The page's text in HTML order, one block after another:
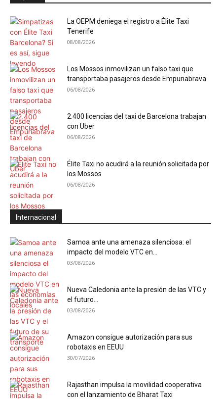
La OEPM deniega el registro a Élite Taxi
Tenerife
08/08/2026
Los Mossos inmovilizan un falso taxi que
transportaba pasajeros desde Empuriabrava
06/08/2026
2.400 licencias del taxi de Barcelona trabajan
con Uber
06/08/2026
Élite Taxi no acudirá a la reunión solicitada por
los Mossos
06/08/2026
Internacional
Samoa ante una amenaza silenciosa: el
impacto del modelo VTC en...
03/08/2026
Nueva Caledonia ante la presión de las VTC y
el futuro...
03/08/2026
Amazon consigue autorización para sus
robotaxis en EEUU
30/07/2026
Rajasthan impulsa la movilidad cooperativa
con el lanzamiento de Bharat Taxi